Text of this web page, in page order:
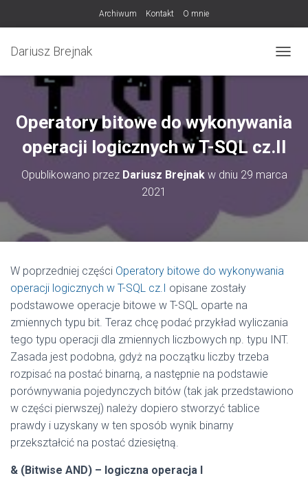
Archiwum Kontakt O mnie
Dariusz Brejnak
Operatory bitowe do wykonywania
operacji logicznych w T-SQL cz.II
Opublikowano przez Dariusz Brejnakw dniu 29 marca
2021
W poprzedniej części Operatory bitowe do wykonywania
operacji logicznych w T-SQL cz.I opisane zostały
podstawowe operacje bitowe w T-SQL oparte na
zmiennych typu bit. Teraz chcę podać przykład wyliczania
tego typu operacji dla zmiennych liczbowych np. typu INT.
Zasada jest podobna, gdyż na początku liczby trzeba
rozpisać na postać binarną, a następnie na podstawie
porównywania pojedynczych bitów (tak jak przedstawiono
w części pierwszej) należy dopiero stworzyć tablice
prawdy i uzyskany w ten sposób wynik binarny
przekształcić na postać dziesiętną.
& (Bitwise AND) – logiczna operacja I